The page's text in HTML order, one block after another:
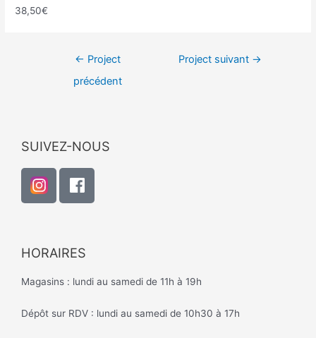
38,50€
← Project
précédent
Project suivant →
SUIVEZ-NOUS
HORAIRES
Magasins : lundi au samedi de 11h à 19h
Dépôt sur RDV : lundi au samedi de 10h30 à 17h